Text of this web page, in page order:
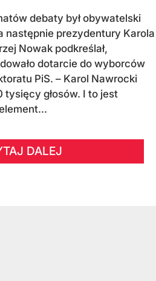
debaty był obywatelski
następnie prezydentury Karola
Nowak podkreślał,
dotarcie do wyborców
PiS. – Karol Nawrocki
tysięcy głosów. I to jest
DALEJ